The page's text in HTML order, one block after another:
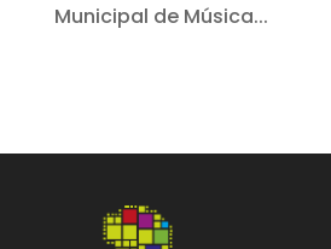
Municipal de Música...